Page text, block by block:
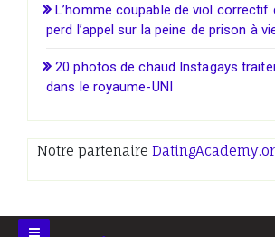
L’homme coupable de viol correctif
perd l’appel sur la peine de prison à
20 photos de chaud Instagays
dans le royaume-UNI
Notre partenaire